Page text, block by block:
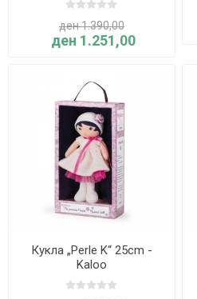
ден 1.390,00
ден 1.251,00
Кукла „Perle K“ 25cm -
Kaloo